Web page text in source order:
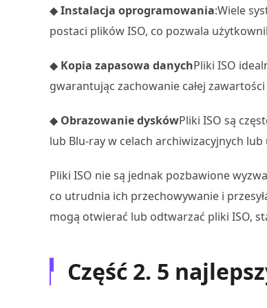
◆Instalacja oprogramowania:Wiele
postaci plików ISO, co pozwala
◆ Kopia zapasowa danychPliki ISO
gwarantując zachowanie całej
◆ Obrazowanie dyskówPliki ISO są
lub Blu-ray w celach archiwizacyjnych
Pliki ISO nie są jednak pozbawione
co utrudnia ich przechowywanie i
mogą otwierać lub odtwarzać pliki ISO,
Część 2. 5